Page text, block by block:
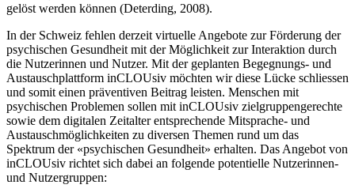
gelöst werden können (Deterding, 2008).
In der Schweiz fehlen derzeit virtuelle Angebote zur Förderung der
psychischen Gesundheit mit der Möglichkeit zur Interaktion durch
die Nutzerinnen und Nutzer. Mit der geplanten Begegnungs- und
Austauschplattform inCLOUsiv möchten wir diese Lücke schliessen
und somit einen präventiven Beitrag leisten. Menschen mit
psychischen Problemen sollen mit inCLOUsiv zielgruppengerechte
sowie dem digitalen Zeitalter entsprechende Mitsprache- und
Austauschmöglichkeiten zu diversen Themen rund um das
Spektrum der «psychischen Gesundheit» erhalten. Das Angebot von
inCLOUsiv richtet sich dabei an folgende potentielle Nutzerinnen-
und Nutzergruppen: